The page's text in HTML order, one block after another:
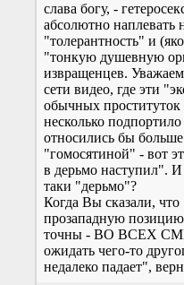
слава богу, -
абсолютно наплевать
"толерантность" и
"тонкую душевную
извращенцев.
сети видео, где эти
обычных
несколько
относились бы
"гомосятиной" - вот
в дерьмо наступил".
таки "дерьмо"?
Когда Вы сказали,
прозападную
точны - ВО ВСЕХ
ожидать чего-то
недалеко падает",